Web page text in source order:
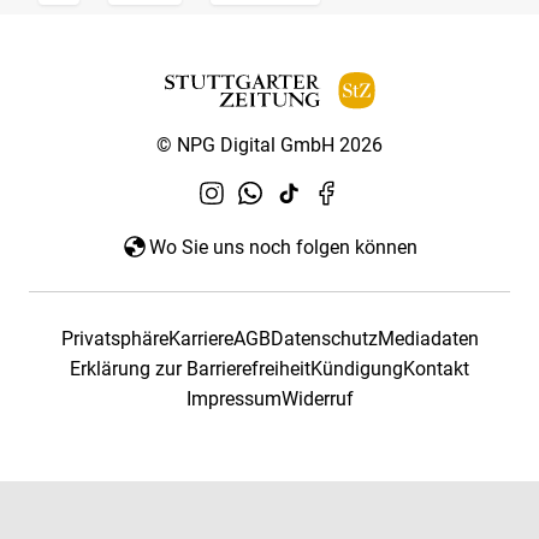
© NPG Digital GmbH 2026
Wo Sie uns noch folgen können
PrivatsphäreKarriereAGBDatenschutzMediadaten
Erklärung zur BarrierefreiheitKündigungKontakt
ImpressumWiderruf